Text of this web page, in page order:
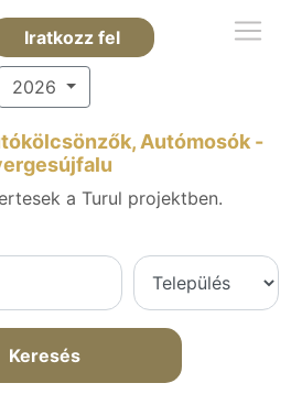
Iratkozz fel
2026
Autómosók -
a Turul projektben.
Keresés